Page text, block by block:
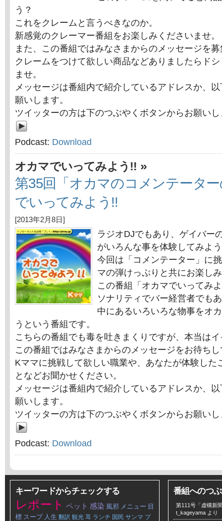
う？
これをクレームと言うべきなのか。
新感覚のクレーマー番組をお楽しみくださいませ。
また、この番組ではみなさまからのメッセージを
クレームをつけて欲しい商品などありましたらド
ませ。
メッセージは番組内で紹介しているアドレスか、
願いします。
ツイッターの方は下のつぶやくボタンからお願い
Podcast: Download
オカマでいってみよう!! »
第35回「オカマのコメンテータ
でいってみよう!!
[2013年2月8日]
ラジオDJでもあり、ゲイバー
がいろんな事を体験してみよ
今回は「コメンテーター」に
マの弾けっぷりと共にお楽し
この番組「オカマでいってみ
ソナリティでバー経営者でも
中にあるいろいろな物事をオ
うという番組です。
こちらの番組でも毒を吐きまくりですが、本当は
この番組ではみなさまからのメッセージをお待ち
Kママに挑戦して欲しい職業や、あなたが体験した
となどお聞かせください。
メッセージは番組内で紹介しているアドレスか、
願いします。
ツイッターの方は下のつぶやくボタンからお願い
Podcast: Download
キーワードからチェックする
レポート ペット 感染 風邪 メニュー 目
標 スープ 人生 翻訳 観光 耳 ランチ 国民 サンマ プ
番組へのつ
第111号「虚構新
t_kageyama より